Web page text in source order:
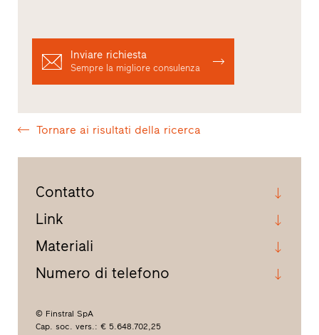
Inviare richiesta
Sempre la migliore consulenza
Tornare ai risultati della ricerca
Contatto
Link
Materiali
Numero di telefono
© Finstral SpA
Cap. soc. vers.: € 5.648.702,25